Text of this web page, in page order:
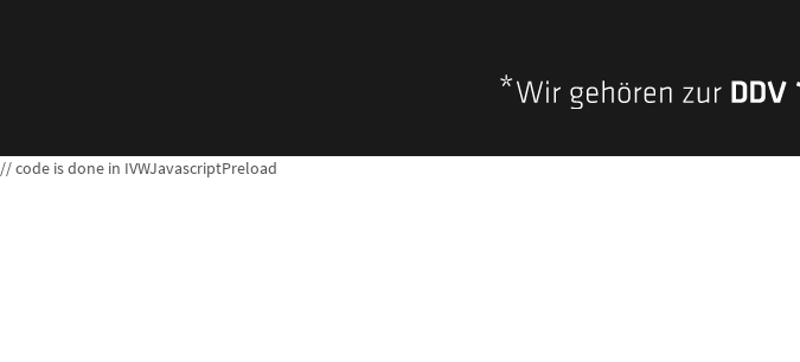
// code is done in IVWJavascriptPreload